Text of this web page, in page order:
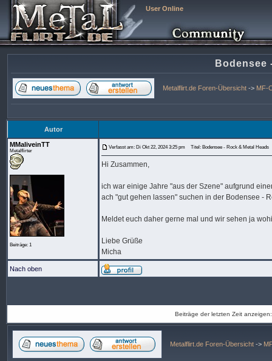
User Online
Bodensee
Metalflirt.de Foren-Übersicht -> MF-
Autor
MMaliveinTT
Metalflirter
Beiträge: 1
Verfasst am: Di Okt 22, 2024 3:25 pm Titel: Bodensee - Rock & Metal Heads
Hi Zusammen,
ich war einige Jahre "aus der Szene" aufgrund
ach "gut gehen lassen" suchen in der Bodensee -
Meldet euch daher gerne mal und wir sehen ja
Liebe Grüße
Micha
Nach oben
Beiträge der letzten Zeit
Metalflirt.de Foren-Übersicht ->